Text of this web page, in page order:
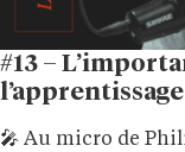
#13 –
🎤 Au micro de